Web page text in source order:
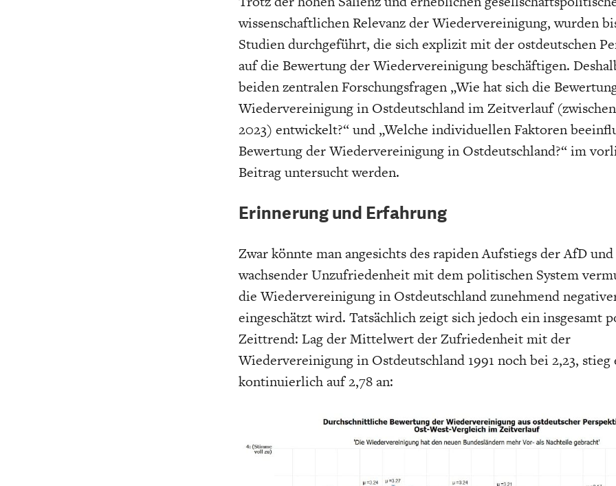
wissenschaftlichen Relevanz der Wiedervereinigung, wurden
Studien durchgeführt, die sich explizit mit der ostdeutschen
auf die Bewertung der Wiedervereinigung beschäftigen.
beiden zentralen Forschungsfragen „Wie hat sich die
Wiedervereinigung in Ostdeutschland im Zeitverlauf
2023) entwickelt?“ und „Welche individuellen Faktoren
Bewertung der Wiedervereinigung in Ostdeutschland?“ im
Beitrag untersucht werden.
Erinnerung und Erfahrung
Zwar könnte man angesichts des rapiden Aufstiegs der AfD und
wachsender Unzufriedenheit mit dem politischen System
die Wiedervereinigung in Ostdeutschland zunehmend
eingeschätzt wird. Tatsächlich zeigt sich jedoch ein insgesamt
Zeittrend: Lag der Mittelwert der Zufriedenheit mit der
Wiedervereinigung in Ostdeutschland 1991 noch bei 2,23, stieg
kontinuierlich auf 2,78 an: